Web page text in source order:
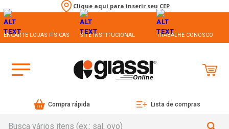
Clique aqui para inserir seu CEP
ENCARTE LOJAS FÍSICAS SITE INSTITUCIONAL TRABALHE CONOSCO
Compra rápida Lista de compras